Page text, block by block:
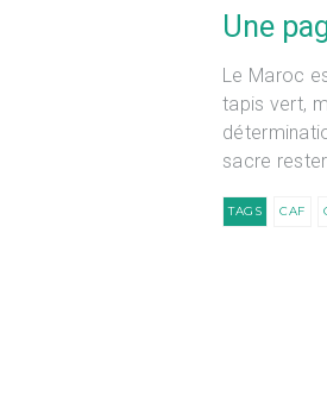
Une
Le Maroc
tapis vert,
sacre
TAGS CAF